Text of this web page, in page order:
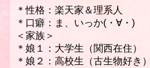
＊性格：楽天家＆理系人
＊口癖：ま、いっか(・∀・)
＜家族＞
＊娘１：大学生（関西在住）
＊娘２：高校生（古生物好き）